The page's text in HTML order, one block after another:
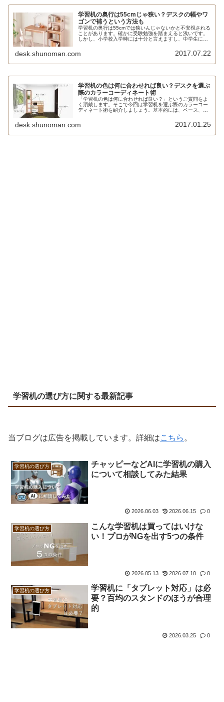
学習机の奥行は55cmじゃ狭い？デスクの幅やワ
ゴンで補うという方法も
学習机の奥行は55cmでは狭いんじゃないかと不安視される
ことがあります。確かに受験勉強を踏まえると浅いです。
しかし、小学校入学時には十分と言えますし、中学生にも
45cmではさすがに物足りないと考える場合や、リビング学
習には最適と言えます。
desk.shunoman.com 2017.07.22
学習机の色は何に合わせれば良い？デスクを選ぶ
際のカラーコーディネート術
「学習机の色は何に合わせれば良い？」というご質問をよ
く頂戴します。そこで今回は学習机を選ぶ際のカラーコー
ディネート術を紹介しましょう。基本的には、ベース、ア
です。それでもおすすめはと聞かれれば、ナチュラル系の
オークやナラが無難だと思います。
desk.shunoman.com 2017.01.25
学習机の選び方に関する最新記事
当ブログは広告を掲載しています。詳細はこちら 。
学習机の選び方
チャッピーなどAIに学習机の購入
について相談してみた結果
2026.06.03 2026.06.15 0
学習机の選び方
こんな学習机は買ってはいけな
い！プロがNGを出す5つの条件
2026.05.13 2026.07.10 0
学習机の選び方
学習机に「タブレット対応」は必
要？百均のスタンドのほうが合理
的
2026.03.25 0